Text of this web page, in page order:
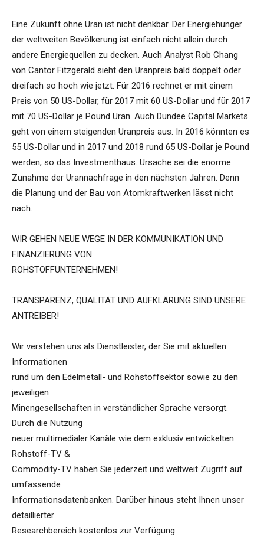
Eine Zukunft ohne Uran ist nicht denkbar. Der Energiehunger
der weltweiten Bevölkerung ist einfach nicht allein durch
andere Energiequellen zu decken. Auch Analyst Rob Chang
von Cantor Fitzgerald sieht den Uranpreis bald doppelt oder
dreifach so hoch wie jetzt. Für 2016 rechnet er mit einem
Preis von 50 US-Dollar, für 2017 mit 60 US-Dollar und für 2017
mit 70 US-Dollar je Pound Uran. Auch Dundee Capital Markets
geht von einem steigenden Uranpreis aus. In 2016 könnten es
55 US-Dollar und in 2017 und 2018 rund 65 US-Dollar je Pound
werden, so das Investmenthaus. Ursache sei die enorme
Zunahme der Urannachfrage in den nächsten Jahren. Denn
die Planung und der Bau von Atomkraftwerken lässt nicht
nach.
WIR GEHEN NEUE WEGE IN DER KOMMUNIKATION UND
FINANZIERUNG VON
ROHSTOFFUNTERNEHMEN!
TRANSPARENZ, QUALITÄT UND AUFKLÄRUNG SIND UNSERE
ANTREIBER!
Wir verstehen uns als Dienstleister, der Sie mit aktuellen
Informationen
rund um den Edelmetall- und Rohstoffsektor sowie zu den
jeweiligen
Minengesellschaften in verständlicher Sprache versorgt.
Durch die Nutzung
neuer multimedialer Kanäle wie dem exklusiv entwickelten
Rohstoff-TV &
Commodity-TV haben Sie jederzeit und weltweit Zugriff auf
umfassende
Informationsdatenbanken. Darüber hinaus steht Ihnen unser
detaillierter
Researchbereich kostenlos zur Verfügung.